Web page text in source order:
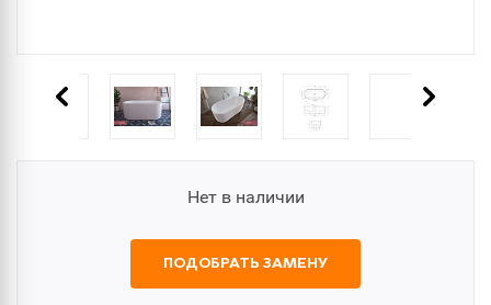
Нет в наличии
ПОДОБРАТЬ ЗАМЕНУ